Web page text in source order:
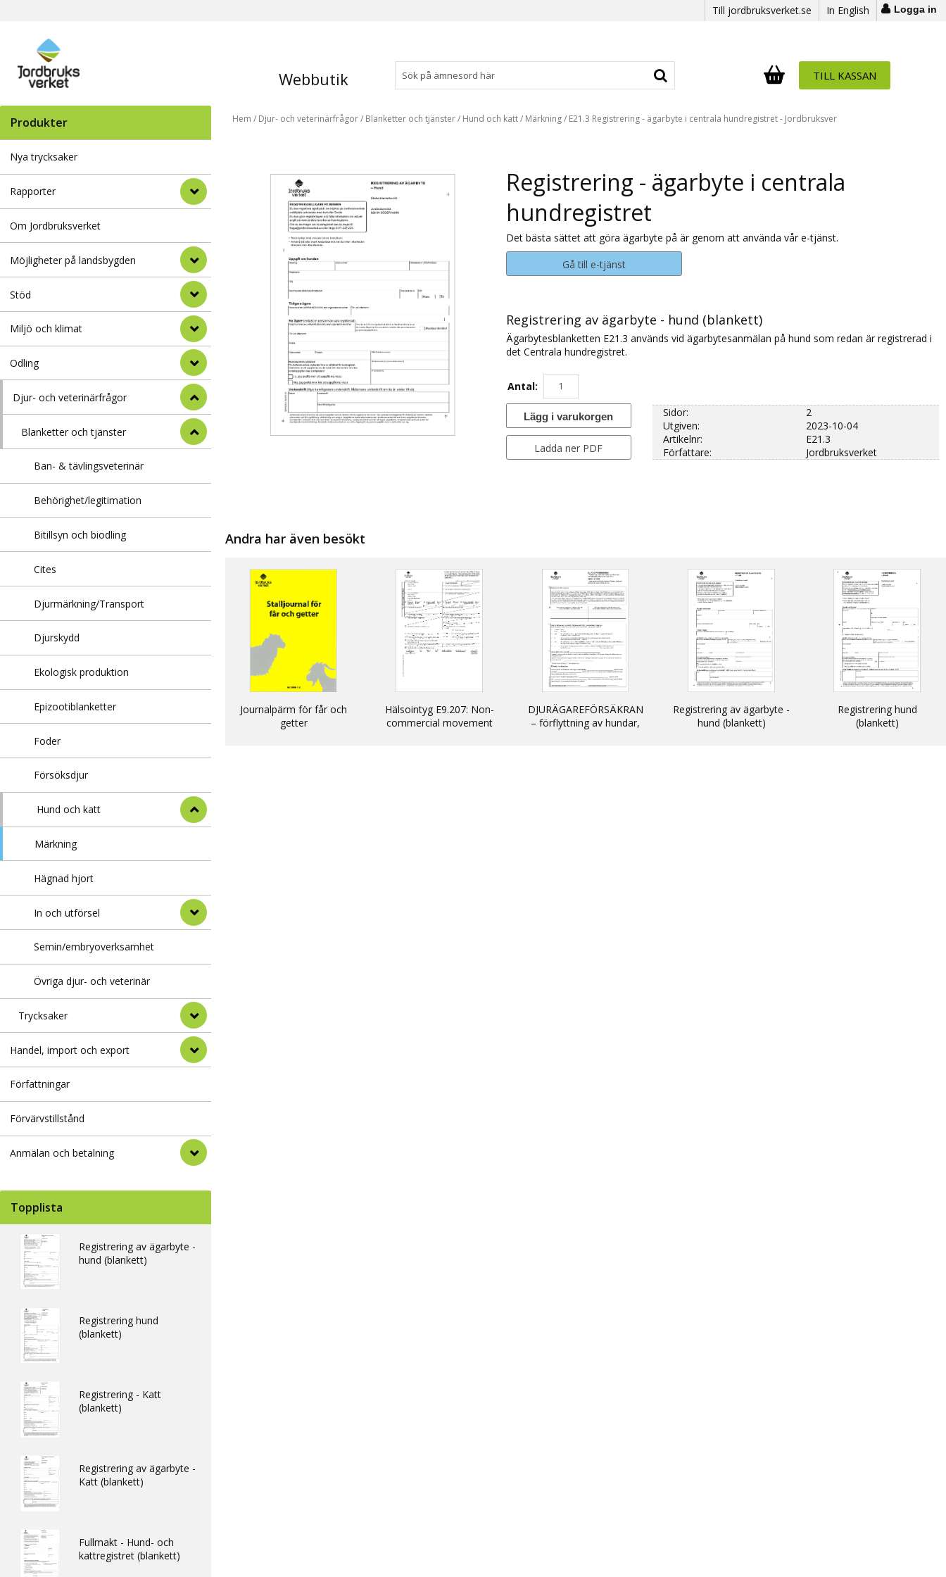
Till jordbruksverket.se In English Logga in
Webbutik Antal i varukorg:
. TILL KASSAN
Produkter
Nya trycksaker
Rapporter
Om Jordbruksverket
Möjligheter på landsbygden
Stöd
Miljö och klimat
Odling
Djur- och veterinärfrågor
Blanketter och tjänster
Ban- & tävlingsveterinär
Behörighet/legitimation
Bitillsyn och biodling
Cites
Djurmärkning/Transport
Djurskydd
Ekologisk produktion
Epizootiblanketter
Foder
Försöksdjur
Hund och katt
Märkning
Hägnad hjort
In och utförsel
Semin/embryoverksamhet
Övriga djur- och veterinär
Trycksaker
Handel, import och export
Författningar
Förvärvstillstånd
Anmälan och betalning
Topplista
Registrering av ägarbyte -
hund (blankett)
Registrering hund
(blankett)
Registrering - Katt
(blankett)
Registrering av ägarbyte -
Katt (blankett)
Fullmakt - Hund- och
kattregistret (blankett)
Hem / Djur- och veterinärfrågor/ Blanketter och tjänster/ Hund och katt/ Märkning/ E21.3 Registrering - ägarbyte i centrala hundregistret - Jordbruksver
Registrering - ägarbyte i centrala
hundregistret
Det bästa sättet att göra ägarbyte på är genom att använda vår e-tjänst.
Gå till e-tjänst
Registrering av ägarbyte - hund (blankett)
Ägarbytesblanketten E21.3 används vid ägarbytesanmälan på hund som redan är registrerad i
det Centrala hundregistret.
Antal:
Lägg i varukorgen
Ladda ner PDF
Sidor:
2
Utgiven:
2023-10-04
Artikelnr:
E21.3
Författare:
Jordbruksverket
Andra har även besökt
Journalpärm för får och
getter
Hälsointyg E9.207: Non-
commercial movement
DJURÄGAREFÖRSÄKRAN
– förflyttning av hundar,
Registrering av ägarbyte -
hund (blankett)
Registrering hund
(blankett)